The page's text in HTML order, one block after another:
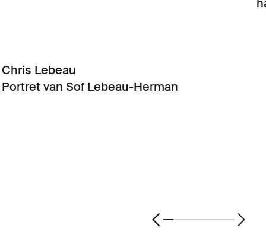
Chris Lebeau
Portret van Sof Lebeau-Herman